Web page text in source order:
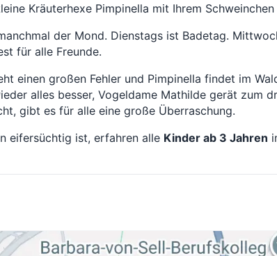
Kräuterhexe Pimpinella mit Ihrem
der Mond. Dienstags ist Badetag.
für alle Freunde.
einen großen Fehler und Pimpinella findet im
alles besser, Vogeldame Mathilde gerät zum
gibt es für alle eine große Überraschung.
eifersüchtig ist, erfahren alle Kinder ab 3 Jahren